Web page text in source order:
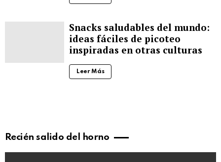
Snacks saludables del mundo:
ideas fáciles de picoteo
inspiradas en otras culturas
Leer Más
Recién salido del horno